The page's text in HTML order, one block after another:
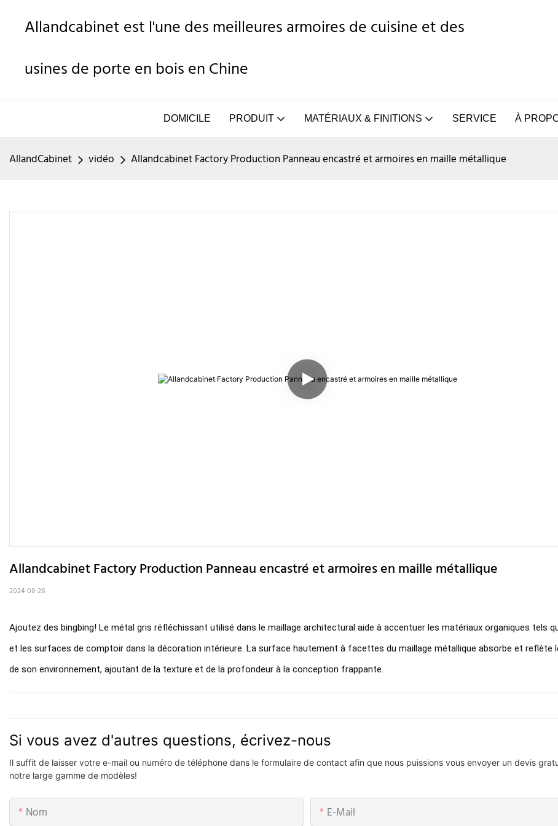
Allandcabinet est l'une des meilleures armoires de cuisine et des
usines de porte en bois en Chine
DOMICILE PRODUIT MATÉRIAUX & FINITIONS SERVICE À
AllandCabinet vidéo Allandcabinet Factory Production Panneau encastré et armoires en maille métallique
Allandcabinet Factory Production Panneau encastré et armoires en maille métallique
2024-08-28
Ajoutez des bingbing! Le métal gris réfléchissant utilisé dans le maillage architectural aide à accentuer les matériaux organiques tels
et les surfaces de comptoir dans la décoration intérieure. La surface hautement à facettes du maillage métallique absorbe et reflète
de son environnement, ajoutant de la texture et de la profondeur à la conception frappante.
Si vous avez d'autres questions, écrivez-nous
Il suffit de laisser votre e-mail ou numéro de téléphone dans le formulaire de contact afin que nous puissions vous envoyer un devis
notre large gamme de modèles!
Nom E-Mail